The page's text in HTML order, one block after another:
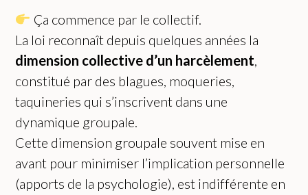
Ça commence par le collectif.
La loi reconnaît depuis quelques années la
dimension collective d’un harcèlement,
constitué par des blagues, moqueries,
taquineries qui s’inscrivent dans une
dynamique groupale.
Cette dimension groupale souvent mise en
avant pour minimiser l’implication personnelle
(apports de la psychologie), est indifférente en